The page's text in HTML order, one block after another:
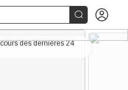
 
des dernières 24